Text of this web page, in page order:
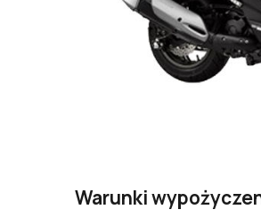
Warunki